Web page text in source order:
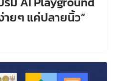
ายๆ แค่ปลายนิ้ว”